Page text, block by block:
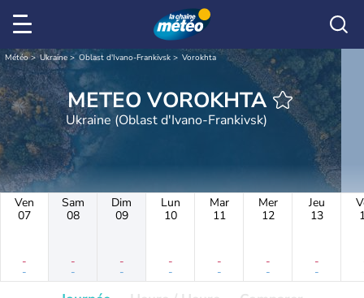
Météo Ukraine Oblast d'Ivano-Frankivsk Vorokhta
METEO VOROKHTA
Ukraine (Oblast d'Ivano-Frankivsk)
Ven
07
-
-
Sam
08
-
-
Dim
09
-
-
Lun
10
-
-
Mar
11
-
-
Mer
12
-
-
Jeu
13
-
-